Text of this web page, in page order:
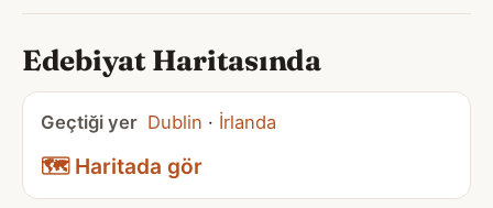
Edebiyat Haritasında
Geçtiği yer Dublin · İrlanda
🗺️ Haritada gör